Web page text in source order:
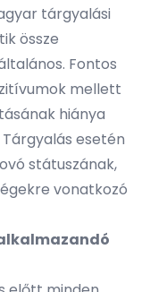
tárgyalási
össze
Fontos
mellett
hiánya
esetén
státuszának,
vonatkozó